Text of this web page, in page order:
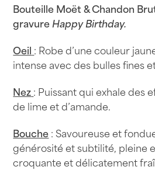
Impérial
75cl
Happy
Birthday
Bouteille Moët & Chandon
gravureHappy Birthday.
Oeil : Robe d’une couleur
intense avec des bulles fines
Nez: Puissant qui exhale des
de lime et d’amande.
Bouche: Savoureuse et
générosité et subtilité, pleine
croquante et délicatement